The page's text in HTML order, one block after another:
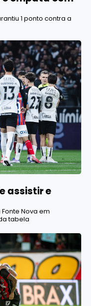
1 ponto contra a
assistir e
Nova em
tabela